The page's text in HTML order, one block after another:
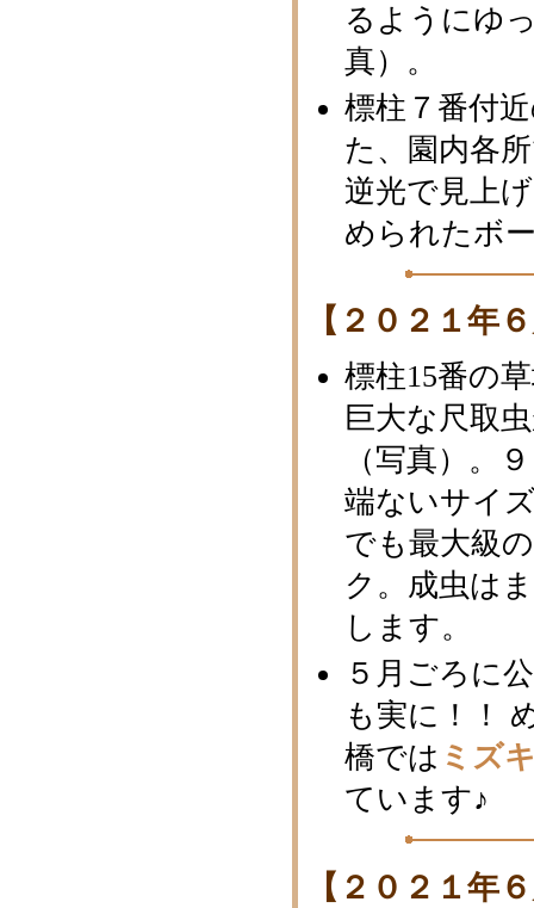
るようにゆ
真）。
標柱７番付
た、園内各
逆光で見上
められたボ
【２０２１年
標柱15番の
巨大な尺取
（写真）。
端ないサイ
でも最大級
ク。成虫は
します。
５月ごろに
も実に！！
橋では ミズ
ています♪
【２０２１年